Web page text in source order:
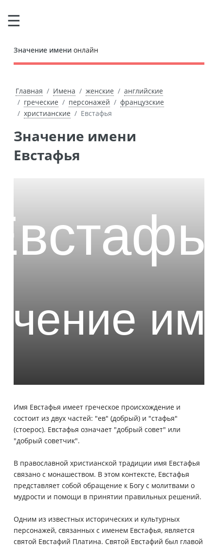
Значение имени онлайн
Главная Имена женские
английские
греческие
персонажей
французские
христианские
Евстафья
Значение имени
Евстафья
Имя Евстафья имеет греческое происхождение и
состоит из двух частей: "ев" (добрый) и "стафья"
(стоерос). Евстафья означает "добрый совет" или
"добрый советчик".
В православной христианской традиции имя Евстафья
связано с монашеством. В этом контексте, Евстафья
представляет собой обращение к Богу с молитвами о
мудрости и помощи в принятии правильных решений.
Одним из известных исторических и культурных
персонажей, связанных с именем Евстафья, является
святой Евстафий Платина. Святой Евстафий был главой